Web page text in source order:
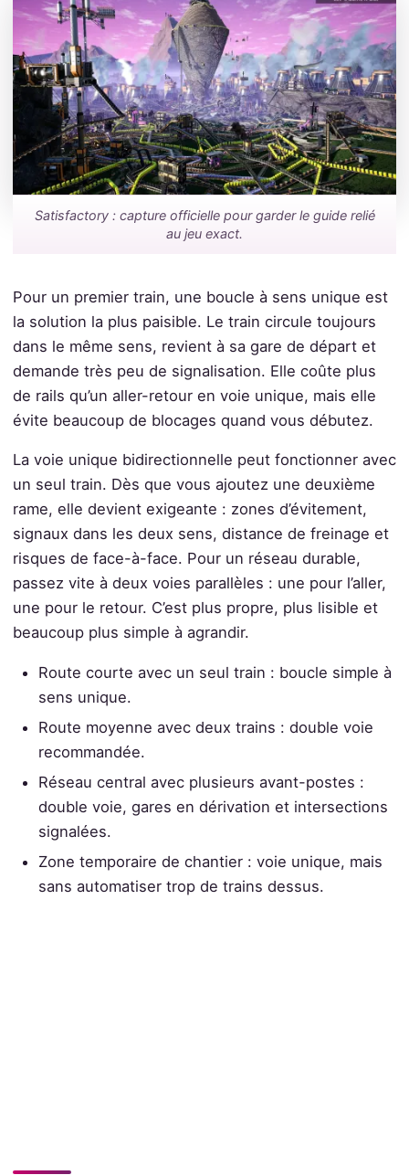
Satisfactory : capture officielle pour garder le guide relié
au jeu exact.
Pour un premier train, une boucle à sens unique est
la solution la plus paisible. Le train circule toujours
dans le même sens, revient à sa gare de départ et
demande très peu de signalisation. Elle coûte plus
de rails qu’un aller-retour en voie unique, mais elle
évite beaucoup de blocages quand vous débutez.
La voie unique bidirectionnelle peut fonctionner avec
un seul train. Dès que vous ajoutez une deuxième
rame, elle devient exigeante : zones d’évitement,
signaux dans les deux sens, distance de freinage et
risques de face-à-face. Pour un réseau durable,
passez vite à deux voies parallèles : une pour l’aller,
une pour le retour. C’est plus propre, plus lisible et
beaucoup plus simple à agrandir.
Route courte avec un seul train : boucle simple à
sens unique.
Route moyenne avec deux trains : double voie
recommandée.
Réseau central avec plusieurs avant-postes :
double voie, gares en dérivation et intersections
signalées.
Zone temporaire de chantier : voie unique, mais
sans automatiser trop de trains dessus.